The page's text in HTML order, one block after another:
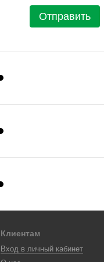
Отправить
Клиентам
Вход в личный кабинет